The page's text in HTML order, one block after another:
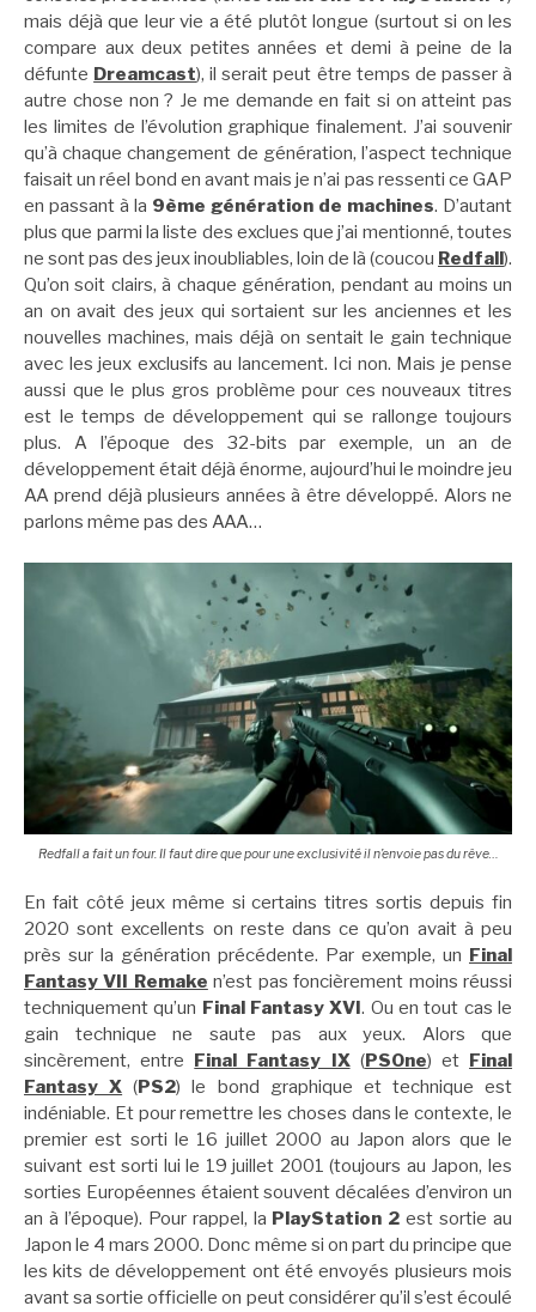
mais déjà que leur vie a été plutôt longue (surtout si on les
compare aux deux petites années et demi à peine de la
défunte Dreamcast), il serait peut être temps de passer à
autre chose non ? Je me demande en fait si on atteint pas
les limites de l’évolution graphique finalement. J’ai souvenir
qu’à chaque changement de génération, l’aspect technique
faisait un réel bond en avant mais je n’ai pas ressenti ce GAP
en passant à la 9ème génération de machines. D’autant
plus que parmi la liste des exclues que j’ai mentionné, toutes
ne sont pas des jeux inoubliables, loin de là (coucou Redfall ).
Qu’on soit clairs, à chaque génération, pendant au moins un
an on avait des jeux qui sortaient sur les anciennes et les
nouvelles machines, mais déjà on sentait le gain technique
avec les jeux exclusifs au lancement. Ici non. Mais je pense
aussi que le plus gros problème pour ces nouveaux titres
est le temps de développement qui se rallonge toujours
plus. A l’époque des 32-bits par exemple, un an de
développement était déjà énorme, aujourd’hui le moindre jeu
AA prend déjà plusieurs années à être développé. Alors ne
parlons même pas des AAA…
Redfall a fait un four. Il faut dire que pour une exclusivité il n’envoie pas du rêve…
En fait côté jeux même si certains titres sortis depuis fin
2020 sont excellents on reste dans ce qu’on avait à peu
près sur la génération précédente. Par exemple, un Final
Fantasy VII Remake n’est pas foncièrement moins réussi
techniquement qu’un Final Fantasy XVI. Ou en tout cas le
gain technique ne saute pas aux yeux. Alors que
sincèrement, entre
Final Fantasy IX (PSOne) et
Final
Fantasy X (PS2) le bond graphique et technique est
indéniable. Et pour remettre les choses dans le contexte, le
premier est sorti le 16 juillet 2000 au Japon alors que le
suivant est sorti lui le 19 juillet 2001 (toujours au Japon, les
sorties Européennes étaient souvent décalées d’environ un
an à l’époque). Pour rappel, la PlayStation 2est sortie au
Japon le 4 mars 2000. Donc même si on part du principe que
les kits de développement ont été envoyés plusieurs mois
avant sa sortie officielle on peut considérer qu’il s’est écoulé